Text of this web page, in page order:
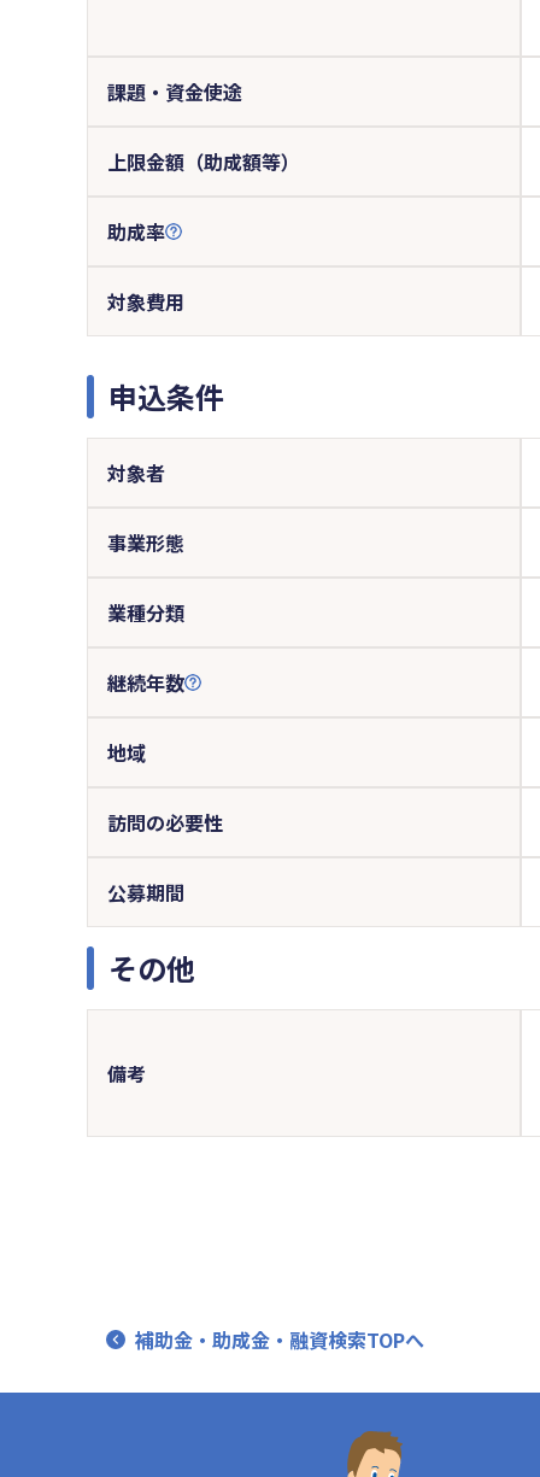
課題・資金使途
上限金額（助成額等）
助成率
対象費用
申込条件
対象者
事業形態
業種分類
継続年数
地域
訪問の必要性
公募期間
その他
備考
補助金・助成金・融資検索TOPへ